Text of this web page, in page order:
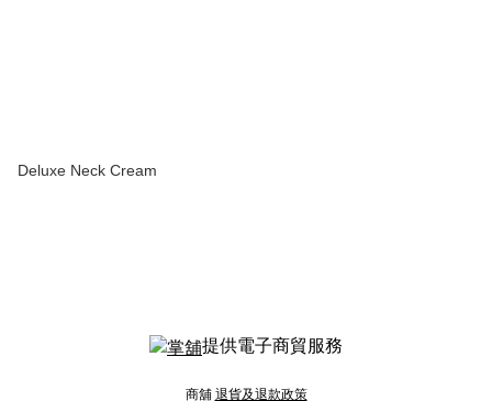
Deluxe Neck Cream
提供電子商貿服務
商舖 退貨及退款政策